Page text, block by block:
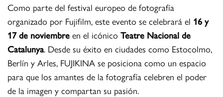
Como parte del festival europeo de fotografía
organizado por Fujifilm, este evento se celebrará el 16 y
17 de noviembre en el icónico Teatre Nacional de
Catalunya. Desde su éxito en ciudades como Estocolmo,
Berlín y Arles, FUJIKINA se posiciona como un espacio
para que los amantes de la fotografía celebren el poder
de la imagen y compartan su pasión.